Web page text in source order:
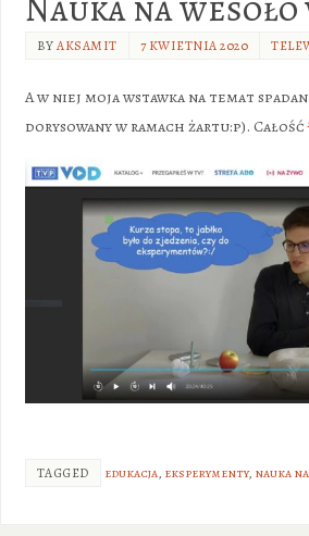
BYAKSAMIT 7 KWIETNIA 2020
A w niej moja wstawka na temat
dorysowany w ramach żartu:p). Całość
TAGGED edukacja, eksperymenty, nauka